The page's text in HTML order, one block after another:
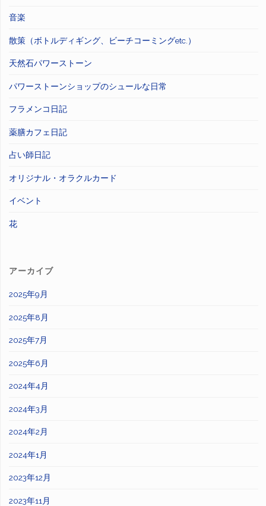
音楽
散策（ボトルディギング、ビーチコーミングetc.）
天然石パワーストーン
パワーストーンショップのシュールな日常
フラメンコ日記
薬膳カフェ日記
占い師日記
オリジナル・オラクルカード
イベント
花
アーカイブ
2025年9月
2025年8月
2025年7月
2025年6月
2024年4月
2024年3月
2024年2月
2024年1月
2023年12月
2023年11月